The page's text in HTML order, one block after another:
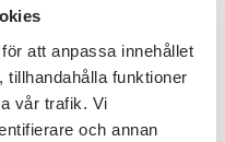
att anpassa innehållet
tillhandahålla funktioner
vår trafik. Vi
och annan
har man använt slipad
Forskningen och det är
blivit nominerade